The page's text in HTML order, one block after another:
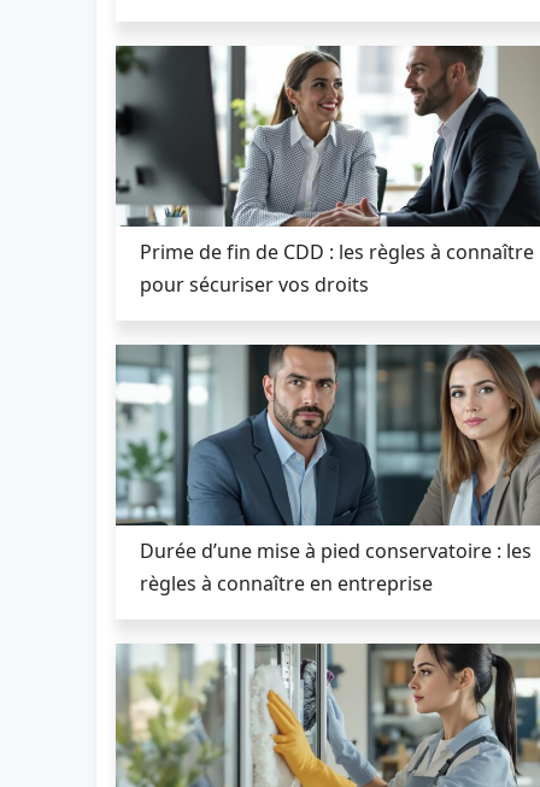
Prime de fin de CDD : les règles à connaître
pour sécuriser vos droits
Durée d’une mise à pied conservatoire : les
règles à connaître en entreprise